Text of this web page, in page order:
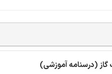
(درسنامه آموزشی)